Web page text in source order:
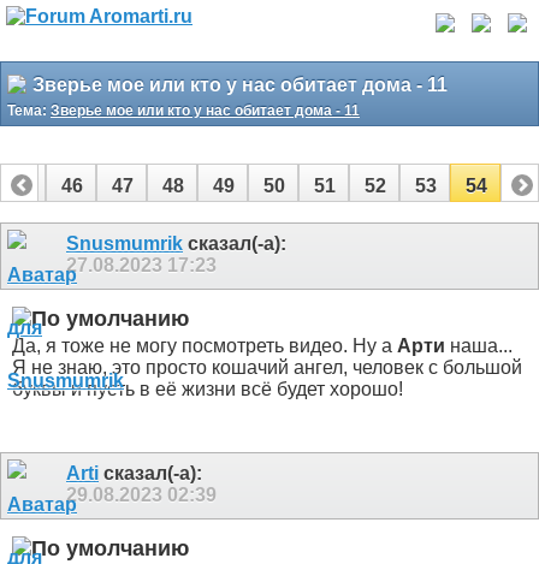
Зверье мое или кто у нас обитает дома - 11
Тема: Зверье мое или кто у нас обитает дома - 11
45 46 47 48 49 50 51 52 53 54
Snusmumrik сказал(-а):
27.08.2023 17:23
Да, я тоже не могу посмотреть видео. Ну а Арти наша...
Я не знаю, это просто кошачий ангел, человек с большой
буквы и пусть в её жизни всё будет хорошо!
Arti сказал(-а):
29.08.2023 02:39